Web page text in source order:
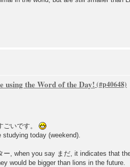
using the Word of the Day!
ごいです。
today (weekend).
ー, when you say まだ, it indicates that
would be bigger than lions in the future.